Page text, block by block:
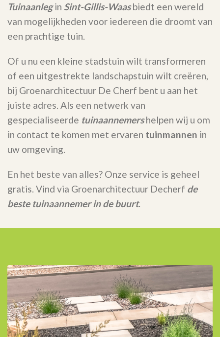
Tuinaanlegin Sint-Gillis-Waasbiedt een wereld
van mogelijkheden voor iedereen die droomt van
een prachtige tuin.
Of u nu een kleine stadstuin wilt transformeren
of een uitgestrekte landschapstuin wilt creëren,
bij Groenarchitectuur De Cherf bent u aan het
juiste adres. Als een netwerk van
gespecialiseerde tuinaannemershelpen wij u om
in contact te komen met ervaren tuinmannen in
uw omgeving.
En het beste van alles? Onze service is geheel
gratis. Vind via Groenarchitectuur Decherf de
beste tuinaannemer in de buurt.